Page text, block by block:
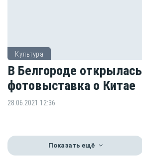
Культура
В Белгороде открылась
фотовыставка о Китае
28.06.2021 12:36
Показать ещё